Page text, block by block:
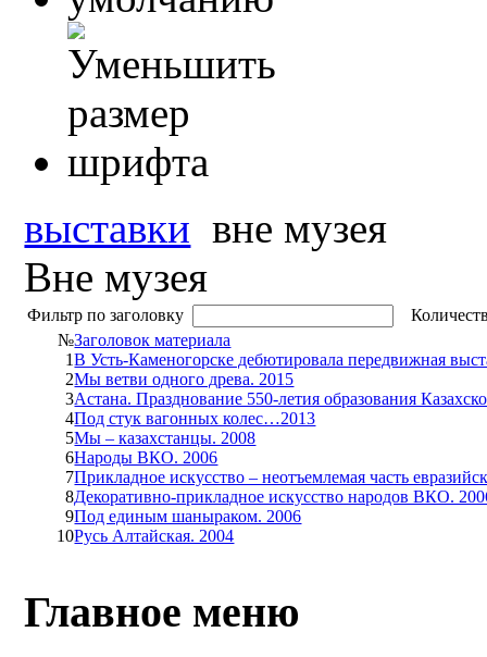
выставки вне музея
Вне музея
Фильтр по заголовку
№Заголовок материала
1В Усть-Каменогорске дебютировала передвижная
2Мы ветви одного древа. 2015
3Астана. Празднование 550-летия образования
4Под стук вагонных колес…2013
5Мы – казахстанцы. 2008
6Народы ВКО. 2006
7Прикладное искусство – неотъемлемая часть
8Декоративно-прикладное искусство народов ВКО.
9Под единым шаныраком. 2006
10Русь Алтайская. 2004
Главное меню